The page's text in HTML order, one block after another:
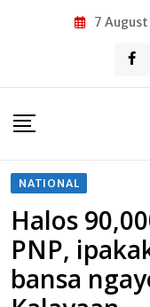
7
NATIONAL
Halos
PNP,
bansa